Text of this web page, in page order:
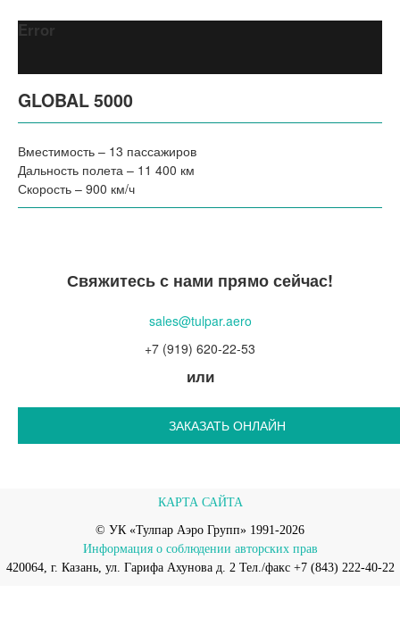
Error
GLOBAL 5000
Вместимость – 13 пассажиров
Дальность полета – 11 400 км
Скорость – 900 км/ч
Свяжитесь с нами прямо сейчас!
sales@tulpar.aero
+7 (919) 620-22-53
или
ЗАКАЗАТЬ ОНЛАЙН
КАРТА САЙТА
© УК «Тулпар Аэро Групп» 1991-2026
Информация о соблюдении авторских прав
420064, г. Казань, ул. Гарифа Ахунова д. 2 Тел./факс +7 (843) 222-40-22